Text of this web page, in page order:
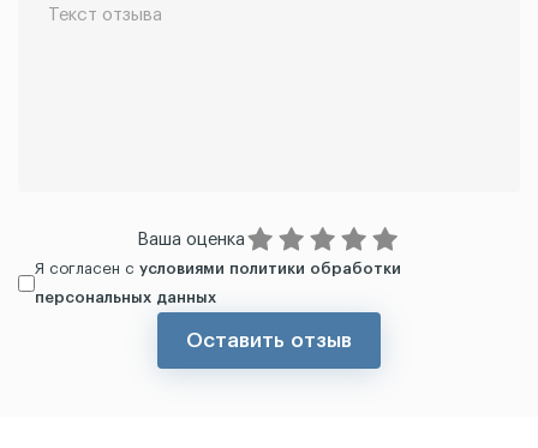
Ваша оценка
Я согласен сусловиями политики обработки
персональных данных
Оставить отзыв